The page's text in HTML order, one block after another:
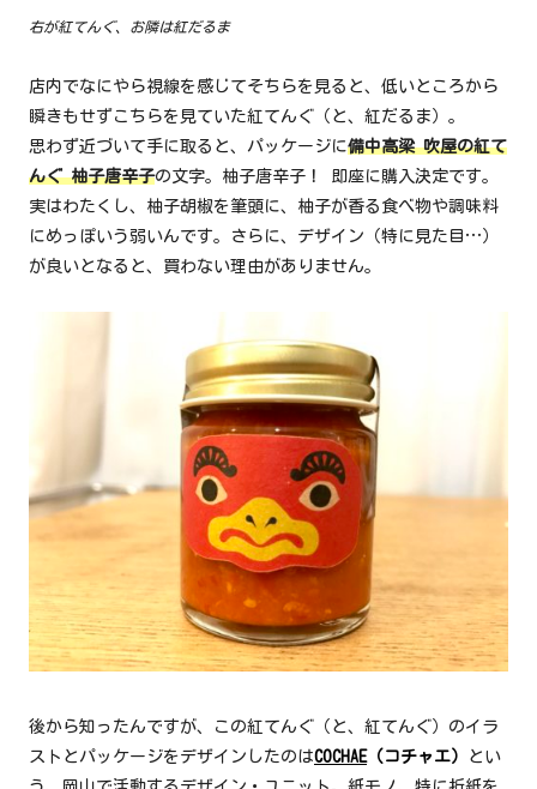
右が紅てんぐ、お隣は紅だるま
店内でなにやら視線を感じてそちらを見ると、低いところから
瞬きもせずこちらを見ていた紅てんぐ（と、紅だるま）。
思わず近づいて手に取ると、パッケージに備中高梁 吹屋の紅て
んぐ 柚子唐辛子の文字。柚子唐辛子！ 即座に購入決定です。
実はわたくし、柚子胡椒を筆頭に、柚子が香る食べ物や調味料
にめっぽいう弱いんです。さらに、デザイン（特に見た目…）
が良いとなると、買わない理由がありません。
後から知ったんですが、この紅てんぐ（と、紅てんぐ）のイラ
ストとパッケージをデザインしたのはCOCHAE（コチャエ）
とい